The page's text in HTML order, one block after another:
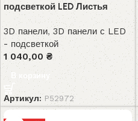
подсветкой LED Листья
3D панели,3D панели с LED
- подсветкой
1 040,00₴
В корзину
Артикул:P52972